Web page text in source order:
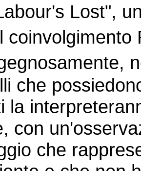
Lost",
che
la
con
che